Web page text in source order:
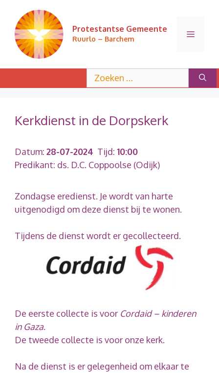
inhoud
Protestantse Gemeente
Ruurlo – Barchem
Menu
naar:
Kerkdienst in de Dorpskerk
Datum: 28-07-2024 Tijd: 10:00
Predikant: ds. D.C. Coppoolse (Odijk)
Zondagse eredienst. Je wordt van harte
uitgenodigd om deze dienst bij te wonen.
Tijdens de dienst wordt er gecollecteerd.
De eerste collecte is voor Cordaid – kinderen
in Gaza.
De tweede collecte is voor onze kerk.
Na de dienst is er gelegenheid om elkaar te